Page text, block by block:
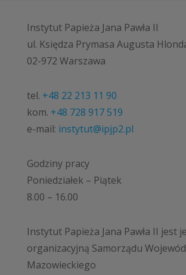
Instytut Papieża Jana Pawła II
ul. Księdza Prymasa Augusta
02-972 Warszawa
tel. +48 22 213 11 90
kom. +48 728 917 519
e-mail: instytut@ipjp2.pl
Godziny pracy
Poniedziałek – Piątek
8.00 – 16.00
Instytut Papieża Jana Pawła II jest
organizacyjną Samorządu
Mazowieckiego